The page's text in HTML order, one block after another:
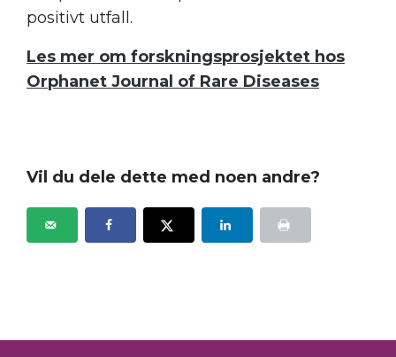
positivt utfall.
Les mer om forskningsprosjektet hos
Orphanet Journal of Rare Diseases
Vil du dele dette med noen andre?